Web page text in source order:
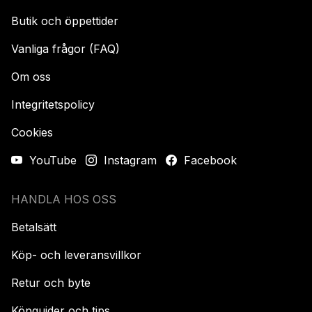
Butik och öppettider
Vanliga frågor (FAQ)
Om oss
Integritetspolicy
Cookies
YouTube
Instagram Facebook
HANDLA HOS OSS
Betalsätt
Köp- och leveransvillkor
Retur och byte